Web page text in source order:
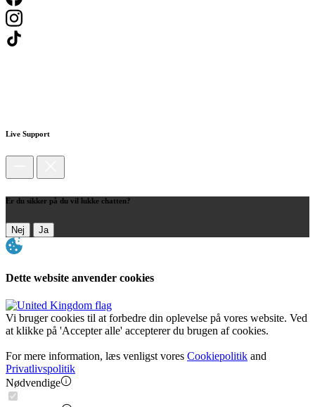
Live Support
Er du sikker på du vil lukke chatten?
Nej Ja
Dette website anvender cookies
Vi bruger cookies til at forbedre din oplevelse på vores website. Ved
at klikke på 'Accepter alle' accepterer du brugen af cookies.
For mere information, læs venligst vores Cookiepolitik and
Privatlivspolitik
Nødvendige